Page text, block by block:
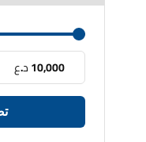
10,000 د.ع